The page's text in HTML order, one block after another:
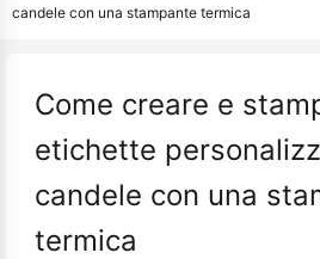
candele con una stampante termica
Come creare e
etichette
candele con una
termica